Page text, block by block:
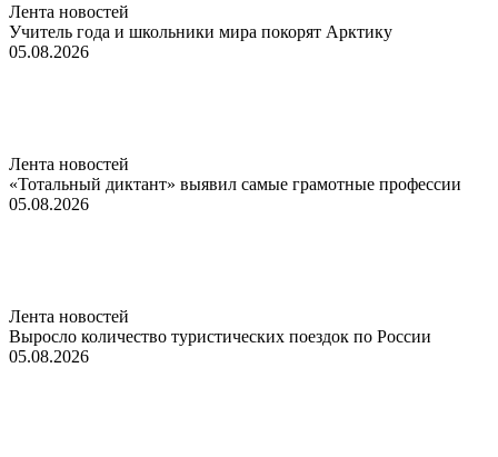
Лента новостей
Учитель года и школьники мира покорят Арктику
05.08.2026
Лента новостей
«Тотальный диктант» выявил самые грамотные профессии
05.08.2026
Лента новостей
Выросло количество туристических поездок по России
05.08.2026